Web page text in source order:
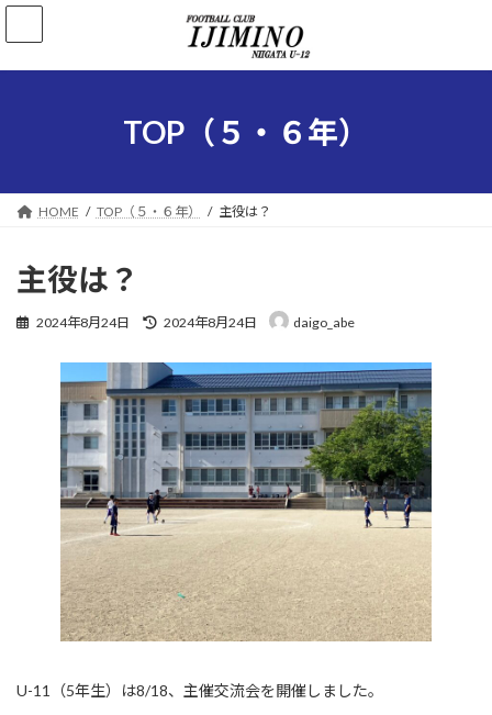
コ
ン
ナ
ー
TOP（５・６年）
HOME TOP（５・６年） 主役は？
主役は？
2024年8月24日
最
新
日
時
:
2024年8月24日 daigo_abe
U-11（5年生）は8/18、主催交流会を開催しました。